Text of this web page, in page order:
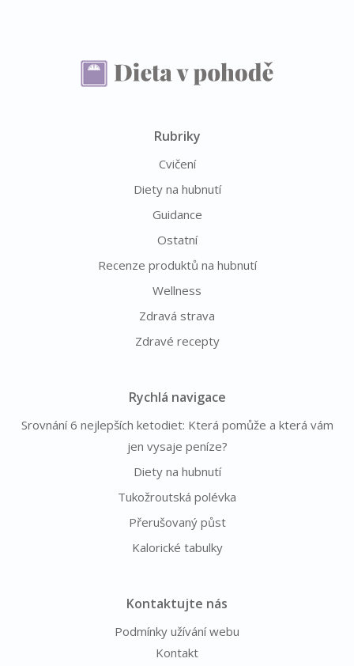
Rubriky
Cvičení
Diety na hubnutí
Guidance
Ostatní
Recenze produktů na hubnutí
Wellness
Zdravá strava
Zdravé recepty
Rychlá navigace
Srovnání 6 nejlepších ketodiet: Která pomůže a která vám
jen vysaje peníze?
Diety na hubnutí
Tukožroutská polévka
Přerušovaný půst
Kalorické tabulky
Kontaktujte nás
Podmínky užívání webu
Kontakt